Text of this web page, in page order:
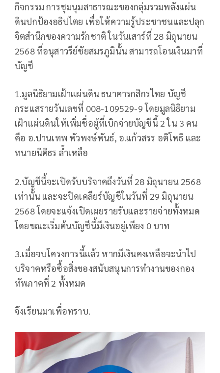
กิจกรรม การชุมนุมสาธารณะของกลุ่มรวมพลังแผ่น
ดินปกป้องอธิปไตย เพื่อให้ความรู้ประชาชนและปลุก
จิตสำนึกของความรักชาติ ในวันเสาร์ที่ 28 มิถุนายน
2568 ที่อนุสาวรีย์ชัยสมรภูมินั้น สามารถโอนเงินมาที่
บัญชี
1.มูลนิธิยามเฝ้าแผ่นดิน ธนาคารกสิกรไทย บัญชี
กระแสรายวันเลขที่ 008-109529-9 โดยมูลนิธิยาม
เฝ้าแผ่นดินให้เพิ่มชื่อผู้ที่เบิกจ่ายบัญชีนี้ 2 ใน 3 คน
คือ อ.ปานเทพ พัวพงษ์พันธ์, อ.แก้วสรร อติโพธิ และ
ทนายนิติธร ล้ำเหลือ
2.บัญชีนี้จะเปิดรับบริจาคถึงวันที่ 28 มิถุนายน 2568
เท่านั้น และจะปิดเคลียร์บัญชีในวันที่ 29 มิถุนายน
2568 โดยจะแจ้งเปิดเผยรายรับและรายจ่ายทั้งหมด
โดยขณะเริ่มต้นบัญชีนี้มีเงินอยู่เพียง 0 บาท
3.เมื่อจบโครงการนี้แล้ว หากมีเงินคงเหลือจะนำไป
บริจาคหรือซื้อสิ่งของสนับสนุนการทำงานของกอง
ทัพภาคที่ 2 ทั้งหมด
จึงเรียนมาเพื่อทราบ.